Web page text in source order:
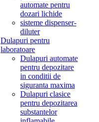
automate pentru
dozari lichide
sisteme dispenser-
diluter
Dulapuri pentru
laboratoare
Dulapuri automate
pentru depozitare
in conditii de
siguranta maxima
Dulapuri clasice
pentru depozitarea
substantelor